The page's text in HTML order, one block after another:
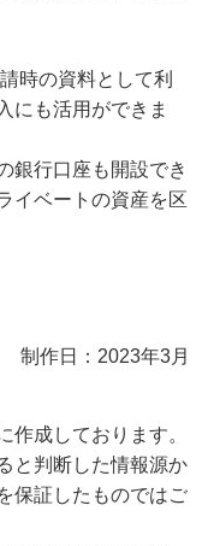
時の資料として利
にも活用ができま
銀行口座も開設でき
イベートの資産を区
制作日：2023年3月
成しております。
と判断した情報源か
保証したものではご